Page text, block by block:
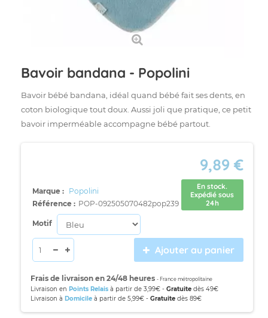
Bavoir bandana - Popolini
Bavoir bébé bandana, idéal quand bébé fait ses dents, en
coton biologique tout doux. Aussi joli que pratique, ce petit
bavoir imperméable accompagne bébé partout.
9,89 €
Marque : Popolini
Référence : POP-092505070482pop239
En stock.
Expédié sous
24h
Motif
Ajouter au panier
Frais de livraison en 24/48 heures - France métropolitaine
Livraison en Points Relaisà partir de 3,99€ - Gratuitedès 49€
Livraison à Domicileà partir de 5,99€ - Gratuitedès 89€